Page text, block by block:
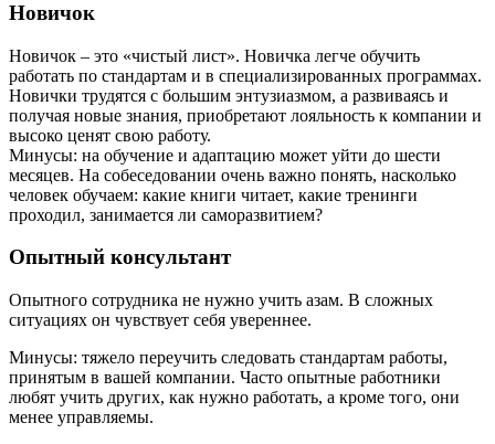
Новичок
Новичок – это «чистый лист». Новичка легче обу­чить
работать по стандартам и в специализированных программах.
Новички трудятся с большим энтузиазмом, а развиваясь и
получая новые знания, приобретают лояльность к компании и
высоко ценят свою работу.
Минусы: на обучение и адаптацию может уйти до шести
месяцев. На собеседовании очень важно понять, насколько
человек обучаем: какие книги читает, какие тренинги
проходил, занимается ли саморазвитием?
Опытный консультант
Опытного сотрудника не нужно учить азам. В сложных
ситуациях он чувствует себя увереннее.
Минусы: тяжело переучить следовать стандартам работы,
принятым в вашей компании. Часто опытные работники
любят учить других, как нужно работать, а кроме того, они
менее управляемы.